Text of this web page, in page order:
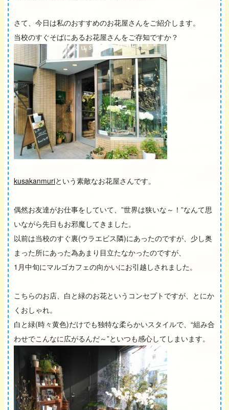
さて、今日は私のおすすめのお花屋さんをご紹介します。
当校のすぐそばにあるお花屋さんをご存知ですか？
kusakanmuriという素敵なお花屋さんです。
偶然お友達がお仕事をしていて、”世界は狭いな～！”なんて思
いながら先日もお邪魔してきました。
以前は当校のすぐ裏(ウラエビス隣)にあったのですが、少し奥
まった所にあった為あまり目立たなかったのですが、
1月中旬にマルゴカフェの向かいにお引越しされました。
こちらのお店、白と緑のお花というコンセプトですが、とにか
くおしゃれ。
白と緑(時々黄色)だけでも独特な柔らかいスタイルで、“組み合
わせでこんなに広がるんだ～”といつも感心してしまいます。